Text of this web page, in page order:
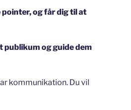
pointer, og får dig til at
publikum og guide dem
kommunikation. Du vil